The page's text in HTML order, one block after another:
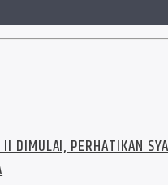
DIMULAI, PERHATIKAN